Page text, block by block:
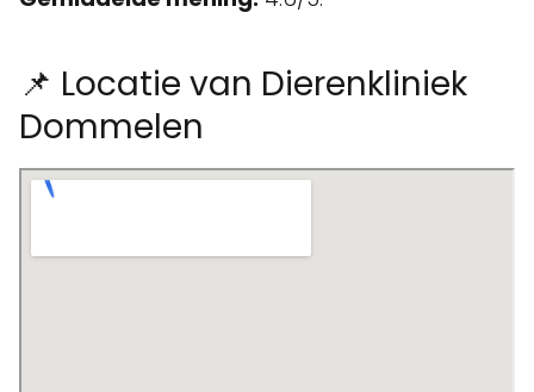
📌 Locatie van Dierenkliniek
Dommelen